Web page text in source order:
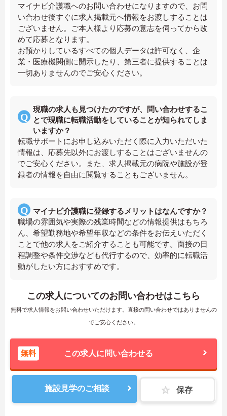
マイナビ介護職へのお問い合わせになりますので、お問
い合わせ後すぐに求人掲載元へ情報をお渡しすることは
ございません。ご本人様より応募の意志を伺ってから改
めて応募となります。
お預かりしているすべての個人データは許可なく、企
業・医療機関側に開示したり、第三者に提供することは
一切ありませんのでご安心ください。
現職の求人も見つけたのですが、問い合わせするこ
とで現職に転職活動をしていることが知られてしま
いますか？
転職サポートにお申し込みいただく際に入力いただいた
情報は、応募先以外にお渡しすることはございませんの
でご安心ください。また、求人掲載元の病院や施設が登
録者の情報を自由に閲覧することもございません。
マイナビ介護職に登録するメリットはなんですか？
職場の雰囲気や実際の残業時間などの情報提供はもちろ
ん、希望勤務地や希望年収などの条件をお伝えいただく
ことで他の求人をご紹介することも可能です。面接の日
程調整や条件交渉なども代行するので、効率的に転職活
動がしたい方におすすめです。
この求人についてのお問い合わせはこちら
無料で求人情報をお問い合わせいただけます。直接の問い合わせではありませんの
でご安心ください。
無料 この求人に問い合わせる
施設見学のご相談 保存